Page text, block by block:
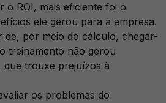
o ROI, mais eficiente foi o
ele gerou para a empresa.
de, por meio do cálculo, chegar-
treinamento não gerou
trouxe prejuízos à
os problemas do